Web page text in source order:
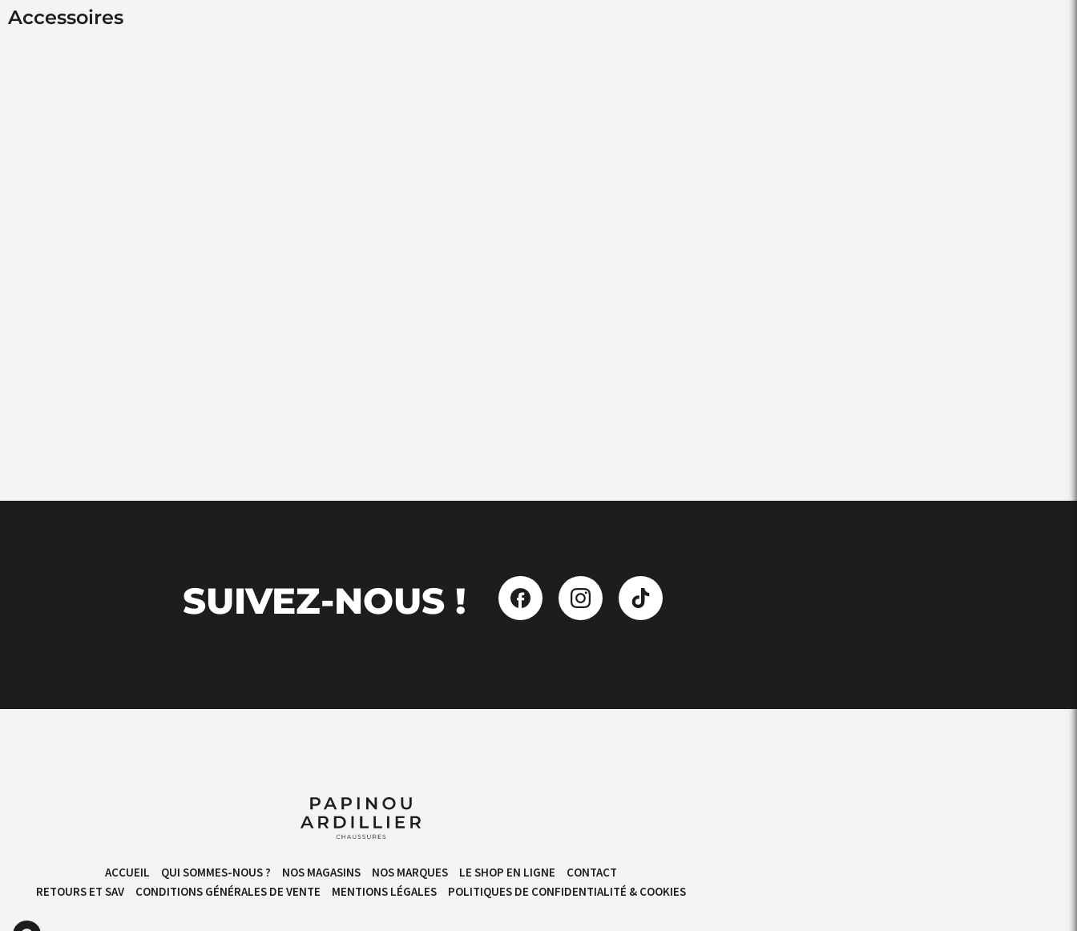
Accessoires
SUIVEZ-NOUS !
ACCUEIL QUI SOMMES-NOUS ? NOS MAGASINS NOS MARQUES LE SHOP EN LIGNE
CONTACT
RETOURS ET SAV
CONDITIONS GÉNÉRALES DE VENTE​ MENTIONS LÉGALES POLITIQUES DE CONFIDENTIALITÉ & COOKIES